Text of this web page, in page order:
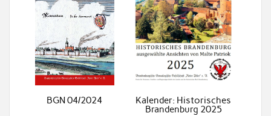
BGN 04/2024
Kalender: Historisches
Brandenburg 2025